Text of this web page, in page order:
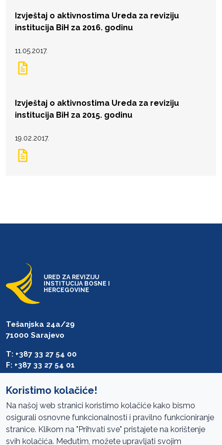
Izvještaj o aktivnostima Ureda za reviziju
institucija BiH za 2016. godinu
11.05.2017.
Izvještaj o aktivnostima Ureda za reviziju
institucija BiH za 2015. godinu
19.02.2017.
URED ZA REVIZIJU
INSTITUCIJA BOSNE I
HERCEGOVINE
Tešanjska 24a/29
71000 Sarajevo
T: +387 33 27 54 00
F: +387 33 27 54 01
Pristup informacijama
Koristimo kolačiće!
Na našoj web stranici koristimo kolačiće kako bismo
osigurali osnovne funkcionalnosti i pravilno funkcioniranje
stranice. Klikom na "Prihvati sve" pristajete na korištenje
svih kolačića. Međutim, možete upravljati svojim